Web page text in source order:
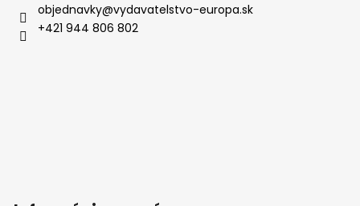
objednavky@vydavatelstvo-europa.sk
+421 944 806 802